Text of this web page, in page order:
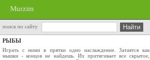
Murzim
поиск по сайту
РЫБЫ
Играть с ними в прятки одно наслаждение. Затаятся как
мышки - концов не найдешь. Их притягивает все скрытое,